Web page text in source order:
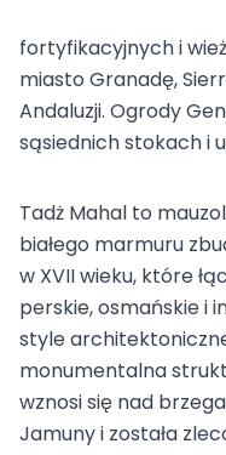
fortyfikacyjnych i
miasto Granadę,
Andaluzji. Ogrody
sąsiednich stokach i
Tadż Mahal to
białego marmuru
w XVII wieku, które
perskie, osmańskie i
style
monumentalna
wznosi się nad
Jamuny i została